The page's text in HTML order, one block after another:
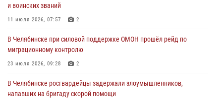
и воинских званий
11 июля 2026, 07:57 2
В Челябинске при силовой поддержке ОМОН прошёл рейд по
миграционному контролю
23 июля 2026, 09:28 2
В Челябинске росгвардейцы задержали злоумышленников,
напавших на бригаду скорой помощи